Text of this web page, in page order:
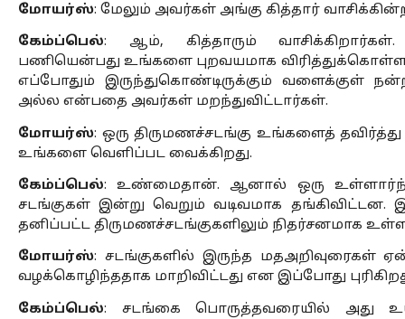
மோயர்ஸ்: மேலும் அவர்கள் அங்கு கித்தார்
கேம்ப்பெல்: ஆம், கித்தாரும்
பணியென்பது உங்களை புறவயமாக
எப்போதும் இருந்துகொண்டிருக்கும் வளைக்குள்
அல்ல என்பதை அவர்கள் மறந்துவிட்டார்கள்.
மோயர்ஸ்: ஒரு திருமணச்சடங்கு உங்களைத்
உங்களை வெளிப்பட வைக்கிறது.
கேம்ப்பெல்: உண்மைதான். ஆனால் ஒரு
சடங்குகள் இன்று வெறும் வடிவமாக தங்கிவிட்டன.
தனிப்பட்ட திருமணச்சடங்குகளிலும் நிதர்சனமாக
மோயர்ஸ்: சடங்குகளில் இருந்த மதஅறிவுரைகள்
வழக்கொழிந்ததாக மாறிவிட்டது என இப்போது
கேம்ப்பெல்: சடங்கை பொருத்தவரையில் அது